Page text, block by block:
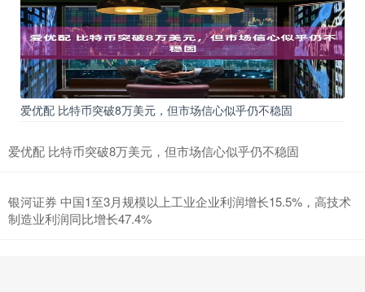
爱优配 比特币突破8万美元，但市场信心似乎仍不稳固
爱优配 比特币突破8万美元，但市场信心似乎仍不稳固
银河证券 中国1至3月规模以上工业企业利润增长15.5%，高技术
制造业利润同比增长47.4%